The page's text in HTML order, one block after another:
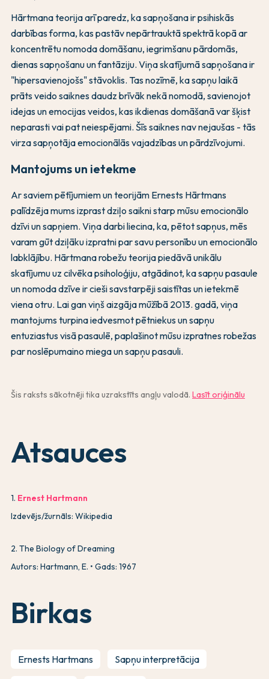
Hārtmana teorija arī paredz, ka sapņošana ir psihiskās
darbības forma, kas pastāv nepārtrauktā spektrā kopā ar
koncentrētu nomoda domāšanu, iegrimšanu pārdomās,
dienas sapņošanu un fantāziju. Viņa skatījumā sapņošana ir
"hipersavienojošs" stāvoklis. Tas nozīmē, ka sapņu laikā
prāts veido saiknes daudz brīvāk nekā nomodā, savienojot
idejas un emocijas veidos, kas ikdienas domāšanā var šķist
neparasti vai pat neiespējami. Šīs saiknes nav nejaušas - tās
virza sapņotāja emocionālās vajadzības un pārdzīvojumi.
Mantojums un ietekme
Ar saviem pētījumiem un teorijām Ernests Hārtmans
palīdzēja mums izprast dziļo saikni starp mūsu emocionālo
dzīvi un sapņiem. Viņa darbi liecina, ka, pētot sapņus, mēs
varam gūt dziļāku izpratni par savu personību un emocionālo
labklājību. Hārtmana robežu teorija piedāvā unikālu
skatījumu uz cilvēka psiholoģiju, atgādinot, ka sapņu pasaule
un nomoda dzīve ir cieši savstarpēji saistītas un ietekmē
viena otru. Lai gan viņš aizgāja mūžībā 2013. gadā, viņa
mantojums turpina iedvesmot pētniekus un sapņu
entuziastus visā pasaulē, paplašinot mūsu izpratnes robežas
par noslēpumaino miega un sapņu pasauli.
Šis raksts sākotnēji tika uzrakstīts angļu valodā. Lasīt oriģinālu
Atsauces
1. Ernest Hartmann
Izdevējs/žurnāls: Wikipedia
2. The Biology of Dreaming
Autors: Hartmann, E.
Gads: 1967
Birkas
Ernests Hartmans Sapņu interpretācija